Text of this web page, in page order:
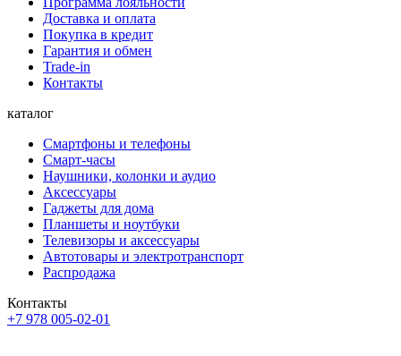
Доставка и оплата
Покупка в кредит
Гарантия и обмен
Trade-in
Контакты
каталог
Смартфоны и телефоны
Смарт-часы
Наушники, колонки и аудио
Аксессуары
Гаджеты для дома
Планшеты и ноутбуки
Телевизоры и аксессуары
Автотовары и электротранспорт
Распродажа
Контакты
+7 978 005-02-01